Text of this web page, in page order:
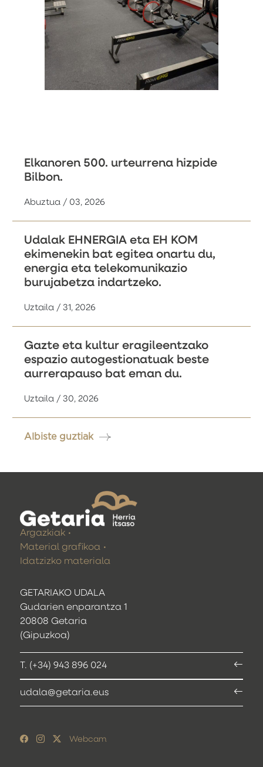
Elkanoren 500. urteurrena hizpide
Bilbon.
Abuztua / 03, 2026
Udalak EHNERGIA eta EH KOM
ekimenekin bat egitea onartu du,
energia eta telekomunikazio
burujabetza indartzeko.
Uztaila / 31, 2026
Gazte eta kultur eragileentzako
espazio autogestionatuak beste
aurrerapauso bat eman du.
Uztaila / 30, 2026
Albiste guztiak
GETARIAKO UDALA
Gudarien enparantza 1
20808 Getaria
(Gipuzkoa)
T. (+34) 943 896 024
udala@getaria.eus
Argazkiak
Material grafikoa
Idatzizko materiala
Webcam